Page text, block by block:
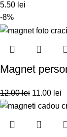
5.50 lei
-8%
Magnet
12.00lei 11.00 lei